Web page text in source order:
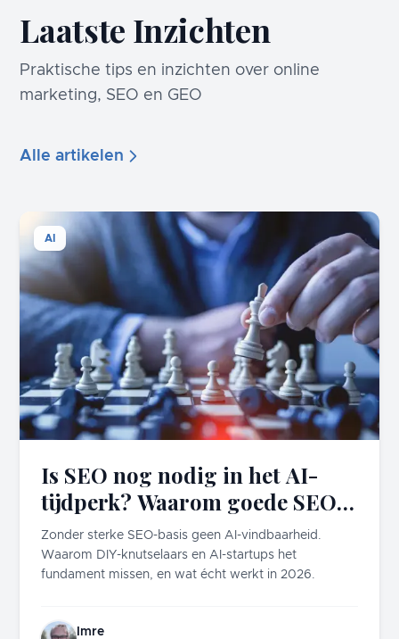
Laatste Inzichten
Praktische tips en inzichten over online
marketing, SEO en GEO
Alle artikelen
AI
Is SEO nog nodig in het AI-
tijdperk? Waarom goede SEO
juist nú belangrijker is dan
ooit
Zonder sterke SEO-basis geen AI-vindbaarheid.
Waarom DIY-knutselaars en AI-startups het
fundament missen, en wat écht werkt in 2026.
Imre